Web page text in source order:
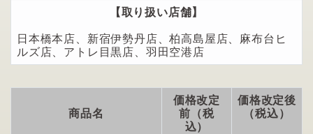
【取り扱い店舗】
日本橋本店、新宿伊勢丹店、柏高島屋店、麻布台ヒ
ルズ店、アトレ目黒店、羽田空港店
商品名
価格改定
前（税
込）
価格改定後
（税込）